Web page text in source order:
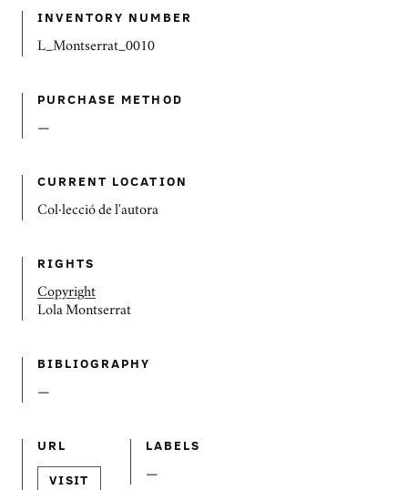
INVENTORY NUMBER
L_Montserrat_0010
PURCHASE METHOD
—
CURRENT LOCATION
Col·lecció de l'autora
RIGHTS
Copyright
Lola Montserrat
BIBLIOGRAPHY
—
URL
VISIT
LABELS
—